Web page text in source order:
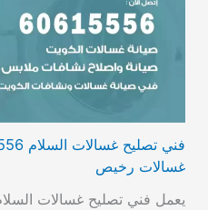
غسالات رخيص
يعمل فني تصليح غسالات